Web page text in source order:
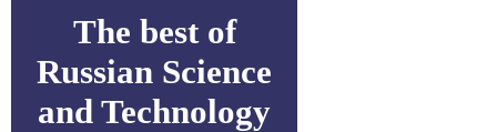
The best of
Russian Science
and Technology